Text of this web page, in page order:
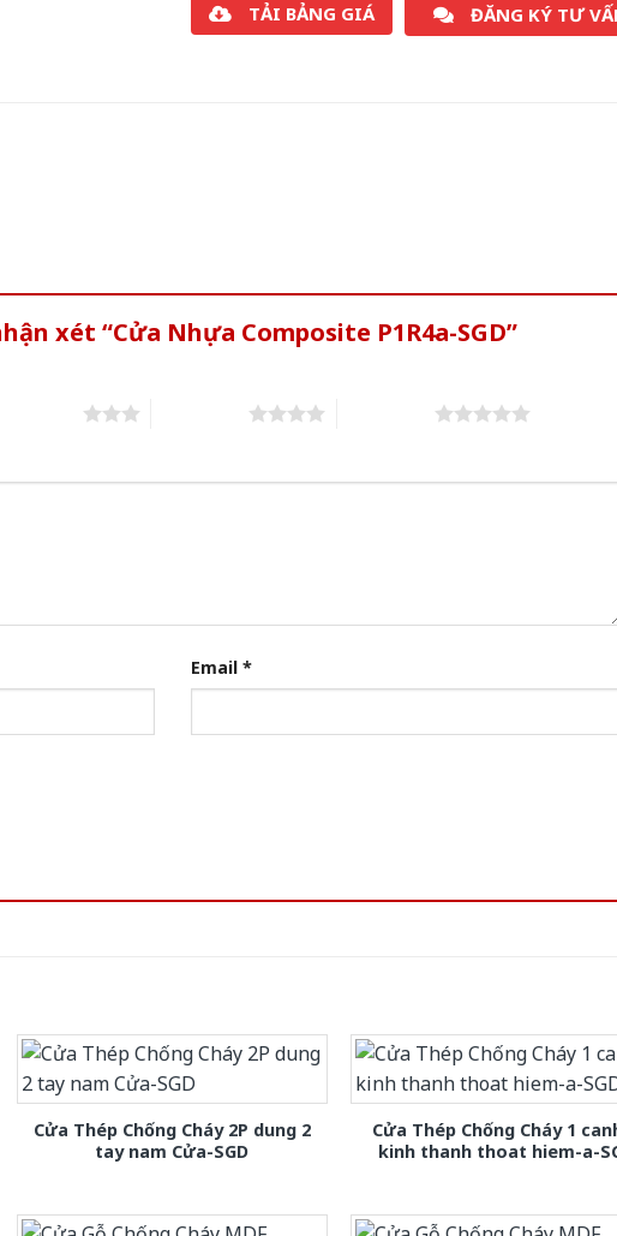
TẢI BẢNG GIÁ ĐĂNG KÝ TƯ
xét “Cửa Nhựa Composite P1R4a-SGD”
Email *
Cửa Thép Chống Cháy 2P dung 2
tay nam Cửa-SGD
Cửa Thép Chống Cháy 1
kinh thanh thoat hiem-a-